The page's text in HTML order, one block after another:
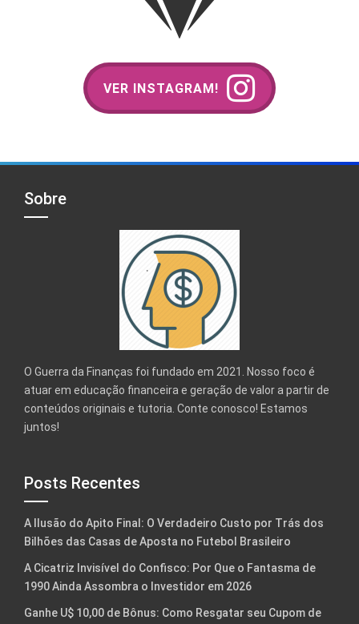
VER INSTAGRAM!
Sobre
O Guerra da Finanças foi fundado em 2021. Nosso foco é
atuar em educação financeira e geração de valor a partir de
conteúdos originais e tutoria. Conte conosco! Estamos
juntos!
Posts Recentes
A Ilusão do Apito Final: O Verdadeiro Custo por Trás dos
Bilhões das Casas de Aposta no Futebol Brasileiro
A Cicatriz Invisível do Confisco: Por Que o Fantasma de
1990 Ainda Assombra o Investidor em 2026
Ganhe U$ 10,00 de Bônus: Como Resgatar seu Cupom de